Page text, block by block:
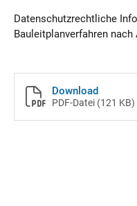
Datenschutzrechtliche
Bauleitplanverfahren nach
Download
PDF-Datei (121 KB)